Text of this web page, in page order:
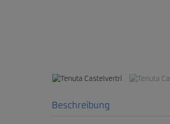
Beschreibung